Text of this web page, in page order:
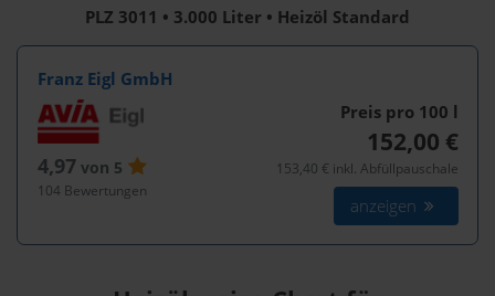
PLZ 3011 • 3.000 Liter • Heizöl Standard
Franz Eigl GmbH
4,97von 5
104 Bewertungen
Preis pro 100 l
152,00 €
153,40 € inkl. Abfüllpauschale
anzeigen